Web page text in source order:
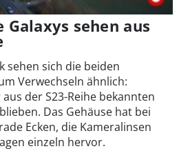
Galaxys sehen aus
sehen sich die beiden
Verwechseln ähnlich:
der S23-Reihe bekannten
Das Gehäuse hat bei
Ecken, die Kameralinsen
einzeln hervor.